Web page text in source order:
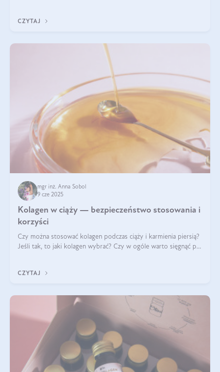
CZYTAJ
mgr inż. Anna Sobol
9 cze 2025
Kolagen w ciąży — bezpieczeństwo stosowania i
korzyści
Czy można stosować kolagen podczas ciąży i karmienia piersią?
Jeśli tak, to jaki kolagen wybrać? Czy w ogóle warto sięgnąć po
CZYTAJ